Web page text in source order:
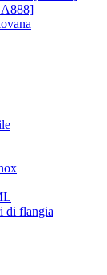
di flangia